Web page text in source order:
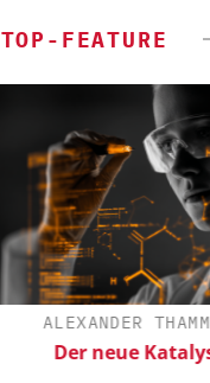
TOP-FEATURE
ALEXANDER THAMM GMBH
Der neue Katalysator